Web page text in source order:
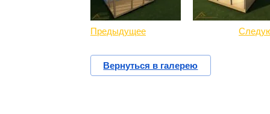
Предыдущее
Вернуться в галерею